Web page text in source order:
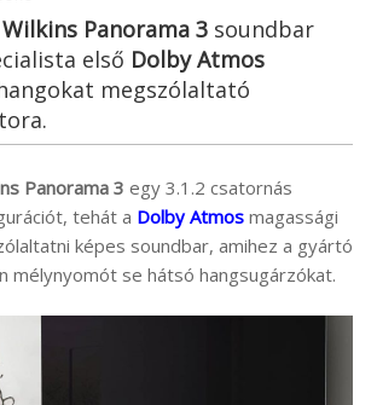
Panorama 3 soundbar
első Dolby Atmos
megszólaltató
Panorama 3 egy 3.1.2 csatornás
tehát a Dolby Atmos magassági
képes soundbar, amihez a gyártó
mélynyomót se hátsó hangsugárzókat.